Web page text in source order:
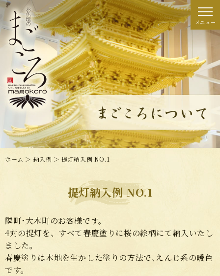
ホーム ＞ 納入例 ＞ 提灯納入例 NO.1
提灯納入例 NO.1
隣町･大木町のお客様です。
4対の提灯を、すべて春慶塗りに桜の絵柄にて納入いたし
ました。
春慶塗りは木地を生かした塗りの方法で､えんじ系の暖色
です。